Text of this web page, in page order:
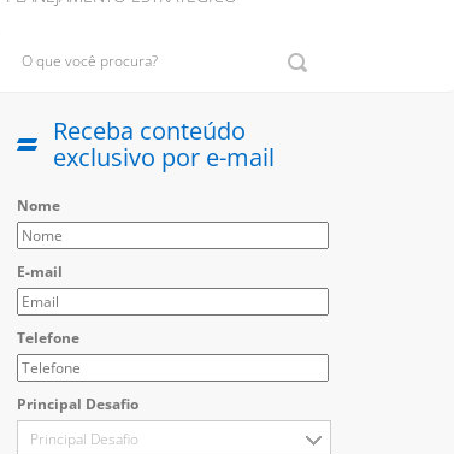
Receba conteúdo
exclusivo por e-mail
Nome
E-mail
Telefone
Principal Desafio
Principal Desafio